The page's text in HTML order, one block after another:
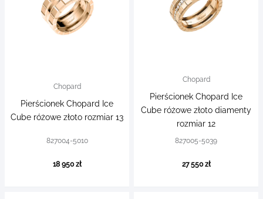
Chopard
Pierścionek Chopard Ice
Cube różowe złoto rozmiar 13
827004-5010
18 950 zł
Chopard
Pierścionek Chopard Ice
Cube różowe złoto diamenty
rozmiar 12
827005-5039
27 550 zł